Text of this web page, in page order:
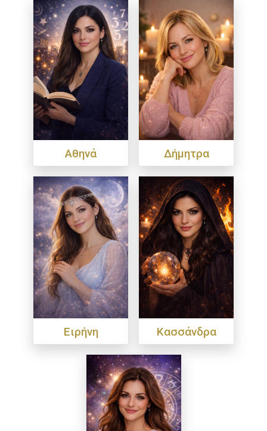
Αθηνά Δήμητρα
Ειρήνη Κασσάνδρα